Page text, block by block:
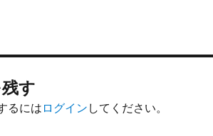
す
るには ログイン してください。